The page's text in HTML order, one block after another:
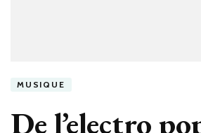
MUSIQUE
De l’electro